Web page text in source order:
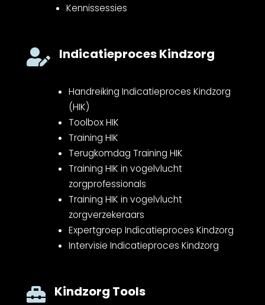
Kennissessies
 Indicatieproces Kindzorg
Handreiking Indicatieproces Kindzorg
(HIK)
Toolbox HIK
Training HIK
Terugkomdag Training HIK
Training HIK in vogelvlucht
zorgprofessionals
Training HIK in vogelvlucht
zorgverzekeraars
Expertgroep Indicatieproces Kindzorg
Intervisie Indicatieproces Kindzorg
 Kindzorg Tools